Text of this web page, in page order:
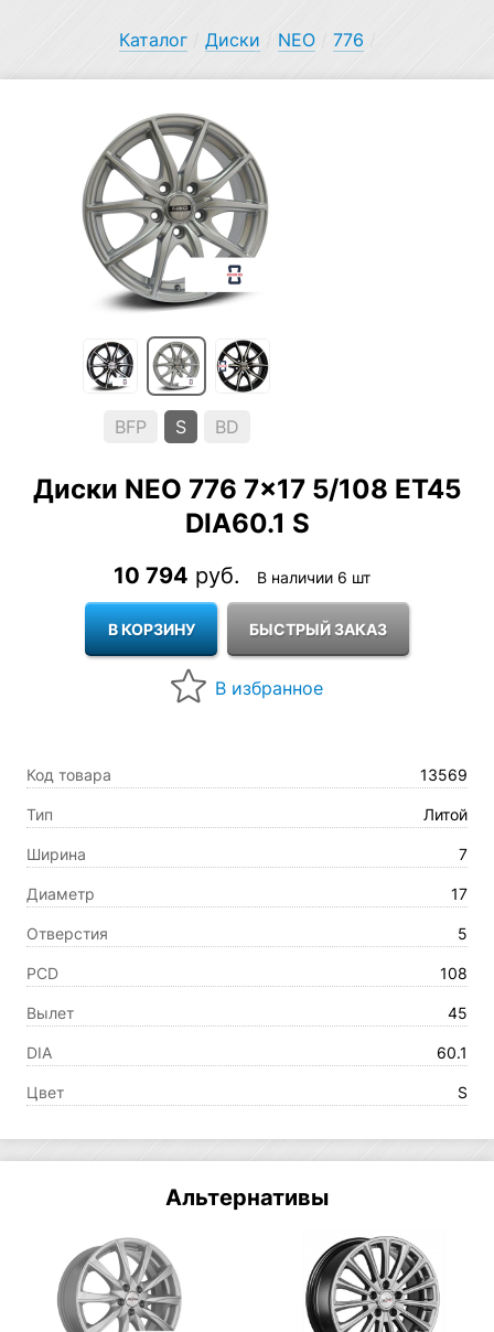
Каталог/ Диски NEO/ 776
BFP S BD
Диски NEO 776 7×17 5/108 ET45
DIA60.1 S
10 794 руб. В наличии 6 шт
Код товара 13569
Тип Литой
Ширина 7
Диаметр 17
Отверстия 5
PCD 108
Вылет 45
DIA 60.1
Цвет S
Альтернативы